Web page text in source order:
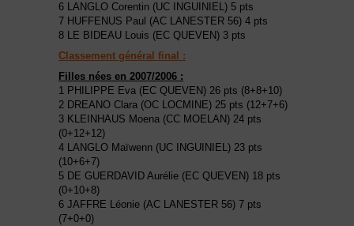
6 LANGLO Corentin (UC INGUINIEL) 5 pts
7 HUFFENUS Paul (AC LANESTER 56) 4 pts
8 LE BIDEAU Louis (EC QUEVEN) 3 pts
Classement général final :
Filles nées en 2007/2006 :
1 PHILIPPE Eva (EC QUEVEN) 26 pts (8+8+10)
2 DREANO Clara (OC LOCMINE) 25 pts (12+7+6)
3 KLEINHAUS Moena (CC MOELAN) 24 pts
(0+12+12)
4 LANGLO Maïwenn (UC INGUINIEL) 23 pts
(10+6+7)
5 DE GUERDAVID Aurélie (EC QUEVEN) 18 pts
(0+10+8)
6 JAFFRE Léonie (AC LANESTER 56) 7 pts
(7+0+0)